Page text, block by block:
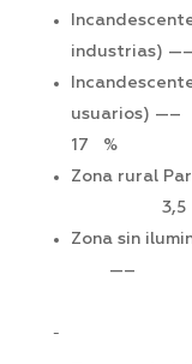
17 %
Zona rural
3,5
Zona
—–